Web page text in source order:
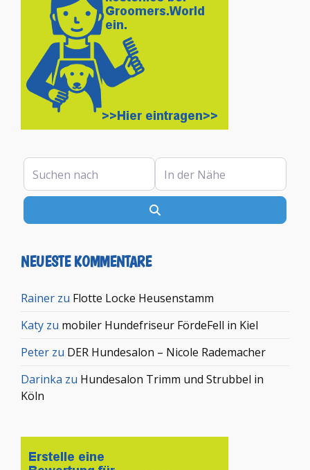
Suchen nach In der Nähe
NEUESTE KOMMENTARE
Rainer zu Flotte Locke Heusenstamm
Katy zu mobiler Hundefriseur FördeFell in Kiel
Peter zu DER Hundesalon – Nicole Rademacher
Darinka zu Hundesalon Trimm und Strubbel in
Köln